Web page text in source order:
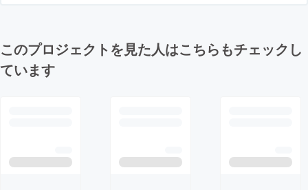
このプロジェクトを見た人はこちらもチェックし
ています